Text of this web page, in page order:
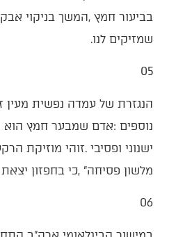
‬שמזיקים‭ ‬לנו‭.‬
05‭ ‬
‬מלשון‭ ‬פסיחה‭, ‬‮"‬כי‭ ‬בחפזון‭ ‬יצאת‭ ‬מארץ‭ ‬מצרים‮"‬‭.‬
06‭ ‬